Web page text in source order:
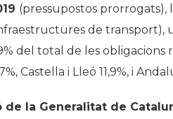
(pressupostos prorrogats),
de transport),
del total de les obligacions
Castella i Lleó 11,9%, i
de la Generalitat de